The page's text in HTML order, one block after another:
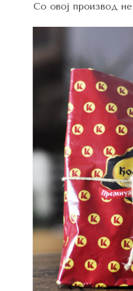
Со овој производ